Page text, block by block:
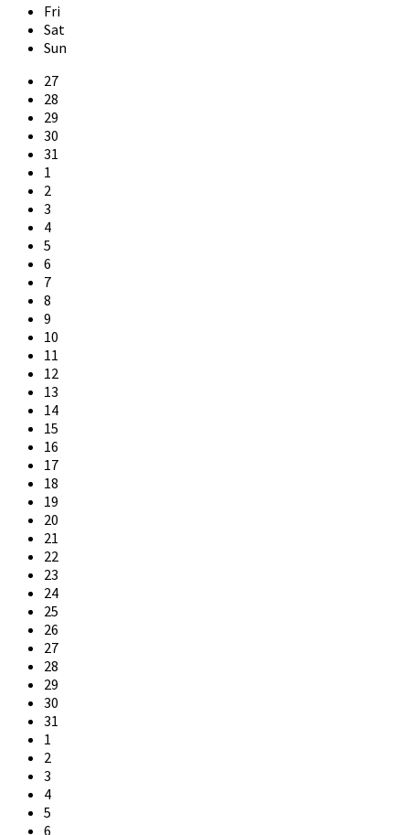
Fri
Sat
Sun
Skip
calendar
days
27
28
29
30
31
1
2
3
4
5
6
7
8
9
10
11
12
13
14
15
16
17
18
19
20
21
22
23
24
25
26
27
28
29
30
31
1
2
3
4
5
6